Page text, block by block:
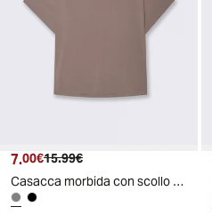
Prezzo attuale
7.00€ Prezzo originale
15.99€
Casacca morbida con scollo rotondo - Grigio fango